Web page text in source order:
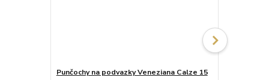
Punčochy na podvazky Veneziana Calze 15